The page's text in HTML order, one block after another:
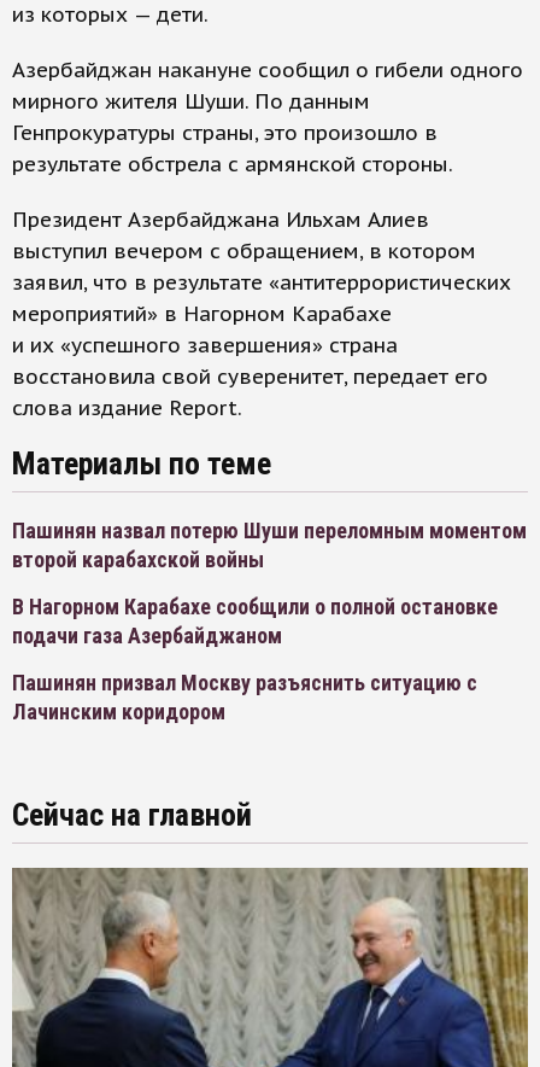
из которых — дети.
Азербайджан накануне сообщил о гибели одного
мирного жителя Шуши. По данным
Генпрокуратуры страны, это произошло в
результате обстрела с армянской стороны.
Президент Азербайджана Ильхам Алиев
выступил вечером с обращением, в котором
заявил, что в результате «антитеррористических
мероприятий» в Нагорном Карабахе
и их «успешного завершения» страна
восстановила свой суверенитет, передает его
слова издание Report.
Материалы по теме
Пашинян назвал потерю Шуши переломным моментом
второй карабахской войны
В Нагорном Карабахе сообщили о полной остановке
подачи газа Азербайджаном
Пашинян призвал Москву разъяснить ситуацию с
Лачинским коридором
Сейчас на главной